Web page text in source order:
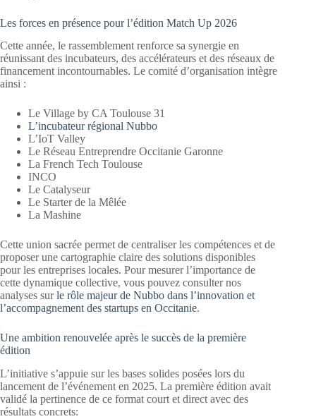
Les forces en présence pour l’édition Match Up 2026
Cette année, le rassemblement renforce sa synergie en
réunissant des incubateurs, des accélérateurs et des réseaux de
financement incontournables. Le comité d’organisation intègre
ainsi :
Le Village by CA Toulouse 31
L’incubateur régional Nubbo
L’IoT Valley
Le Réseau Entreprendre Occitanie Garonne
La French Tech Toulouse
INCO
Le Catalyseur
Le Starter de la Mêlée
La Mashine
Cette union sacrée permet de centraliser les compétences et de
proposer une cartographie claire des solutions disponibles
pour les entreprises locales. Pour mesurer l’importance de
cette dynamique collective, vous pouvez consulter nos
analyses surle rôle majeur de Nubbo dans l’innovation et
l’accompagnement des startups en Occitanie.
Une ambition renouvelée après le succès de la première
édition
L’initiative s’appuie sur les bases solides posées lors du
lancement de l’événement en 2025. La première édition avait
validé la pertinence de ce format court et direct avec des
résultats concrets: